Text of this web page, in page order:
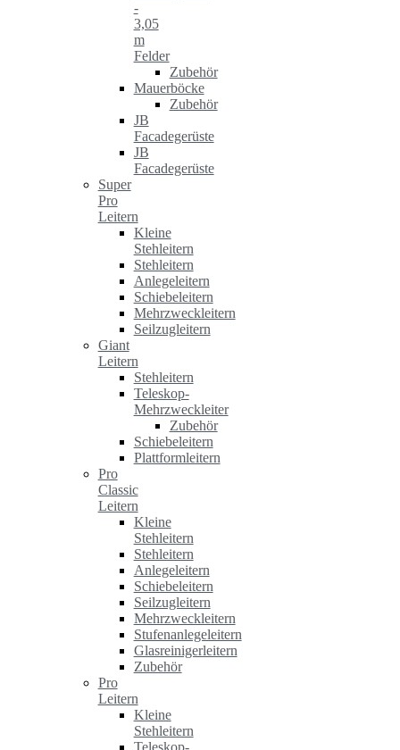
-
3,05
m
Felder
Zubehör
Mauerböcke
Zubehör
JB
Facadegerüste
JB
Facadegerüste
Super
Pro
Leitern
Kleine
Stehleitern
Stehleitern
Anlegeleitern
Schiebeleitern
Mehrzweckleitern
Seilzugleitern
Giant
Leitern
Stehleitern
Teleskop-
Mehrzweckleiter
Zubehör
Schiebeleitern
Plattformleitern
Pro
Classic
Leitern
Kleine
Stehleitern
Stehleitern
Anlegeleitern
Schiebeleitern
Seilzugleitern
Mehrzweckleitern
Stufenanlegeleitern
Glasreinigerleitern
Zubehör
Pro
Leitern
Kleine
Stehleitern
Teleskop-